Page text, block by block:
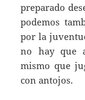
preparado
podemos
por la
no hay que
mismo que
con antojos.